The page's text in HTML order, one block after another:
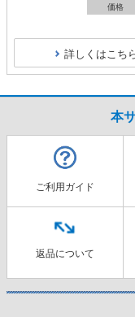
価格
詳しくはこち
本
ご利用ガイド
返品について